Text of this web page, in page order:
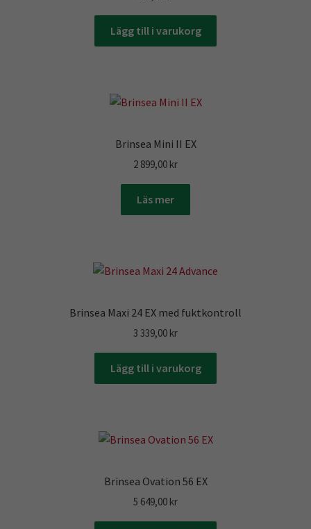
Lägg till i varukorg
Brinsea Mini II EX
2 899,00 kr
Läs mer
Brinsea Maxi 24 EX med fuktkontroll
3 339,00 kr
Lägg till i varukorg
Brinsea Ovation 56 EX
5 649,00 kr